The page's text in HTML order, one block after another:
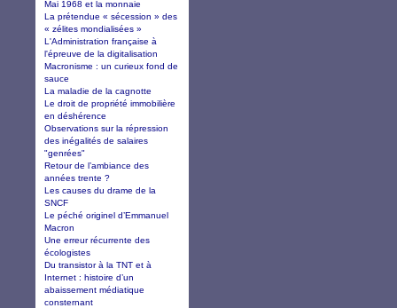
Mai 1968 et la monnaie
La prétendue « sécession » des
« zélites mondialisées »
L'Administration française à
l'épreuve de la digitalisation
Macronisme : un curieux fond de
sauce
La maladie de la cagnotte
Le droit de propriété immobilière
en déshérence
Observations sur la répression
des inégalités de salaires
"genrées"
Retour de l’ambiance des
années trente ?
Les causes du drame de la
SNCF
Le péché originel d’Emmanuel
Macron
Une erreur récurrente des
écologistes
Du transistor à la TNT et à
Internet : histoire d’un
abaissement médiatique
consternant